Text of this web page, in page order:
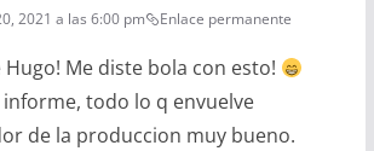
2021 a las 6:00 pm Enlace permanente
Hugo! Me diste bola con esto!
informe, todo lo q envuelve
de la produccion muy bueno.